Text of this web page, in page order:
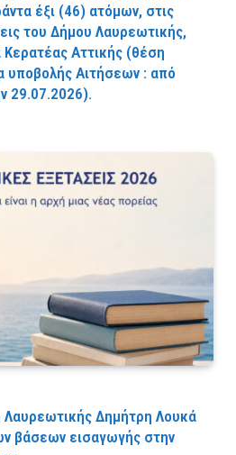
έξι (46) ατόμων, στις
του Δήμου Λαυρεωτικής,
Αττικής (θέση
υποβολής Αιτήσεων : από
29.07.2026).
Δημήτρη Λουκά
βάσεων εισαγωγής στην